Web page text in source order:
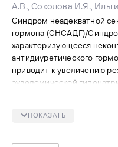
А.В., Соколова И.Я.,
Синдром неадекватной
гормона (СНСАДГ)/
характеризующееся
антидиуретического
приводит к увеличению
эуволемической
лекарственно-
ПОКАЗАТЬ